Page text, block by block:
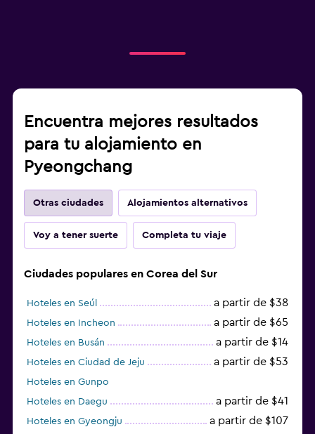
Encuentra mejores resultados
para tu alojamiento en
Pyeongchang
Otras ciudades Alojamientos alternativos
Voy a tener suerte Completa tu viaje
Ciudades populares en Corea del Sur
Hoteles en Seúl a partir de $38
Hoteles en Incheon a partir de $65
Hoteles en Busán a partir de $14
Hoteles en Ciudad de Jeju a partir de $53
Hoteles en Gunpo
Hoteles en Daegu
a partir de $41
Hoteles en Gyeongju a partir de $107